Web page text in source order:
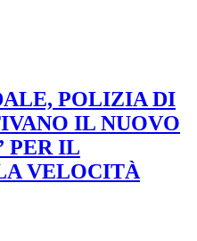
POLIZIA DI
IL NUOVO
PER IL
VELOCITÀ